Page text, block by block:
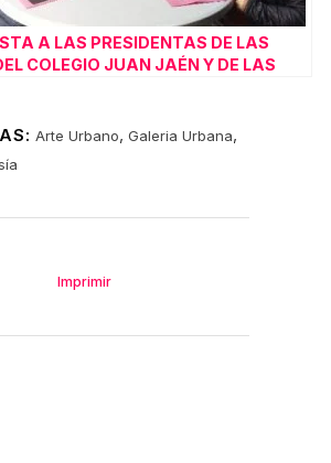
A LAS PRESIDENTAS DE LAS
COLEGIO JUAN JAÉN Y DE LAS
Arte Urbano, Galeria Urbana,
Imprimir